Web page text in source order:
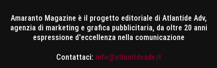
Amaranto Magazine è il progetto editoriale di Atlantide Adv,
agenzia di marketing e grafica pubblicitaria, da oltre 20 anni
espressione d'eccellenza nella comunicazione
Contattaci: info@atlantideadv.it